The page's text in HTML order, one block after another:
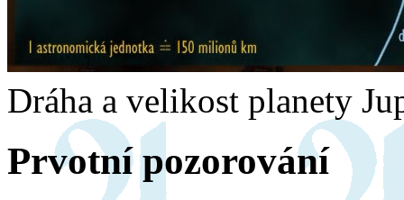
Dráha a velikost planety
Prvotní pozorování